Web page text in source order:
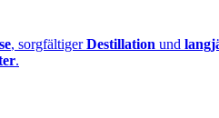
, sorgfältigerDestillation und
.